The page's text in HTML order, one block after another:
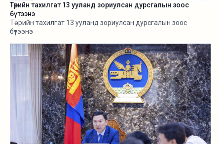
Төрийн тахилгат 13 ууланд зориулсан дурсгалын зоос
бүтээнэ
Төрийн тахилгат 13 ууланд зориулсан дурсгалын зоос
бүтээнэ